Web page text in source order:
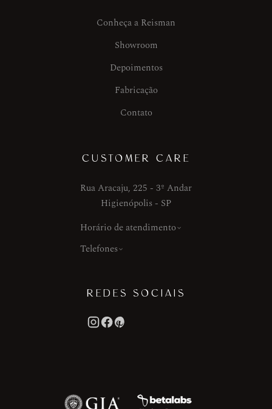
Conheça a Reisman
Showroom
Depoimentos
Fabricação
Contato
CUSTOMER CARE
Rua Aracaju, 225 - 3º Andar
Higienópolis - SP
Horário de atendimento
Telefones
REDES SOCIAIS